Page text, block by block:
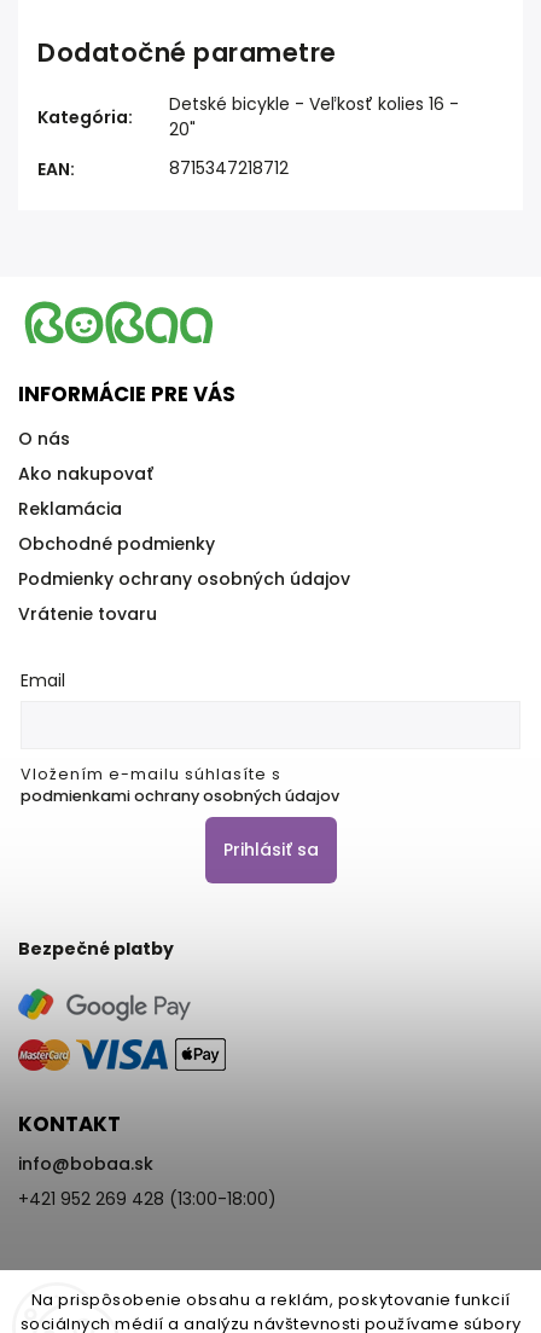
Na prispôsobenie obsahu a reklám, poskytovanie funkcií
sociálnych médií a analýzu návštevnosti používame súbory
Dodatočné parametre
Kategória:
Detské bicykle - Veľkosť kolies 16 -
20"
EAN: 8715347218712
INFORMÁCIE PRE VÁS
O nás
Ako nakupovať
Reklamácia
Obchodné podmienky
Podmienky ochrany osobných údajov
Vrátenie tovaru
Email
Vložením e-mailu súhlasíte s
podmienkami ochrany osobných údajov
Prihlásiť sa
Bezpečné platby
KONTAKT
info@bobaa.sk
+421 952 269 428 (13:00-18:00)